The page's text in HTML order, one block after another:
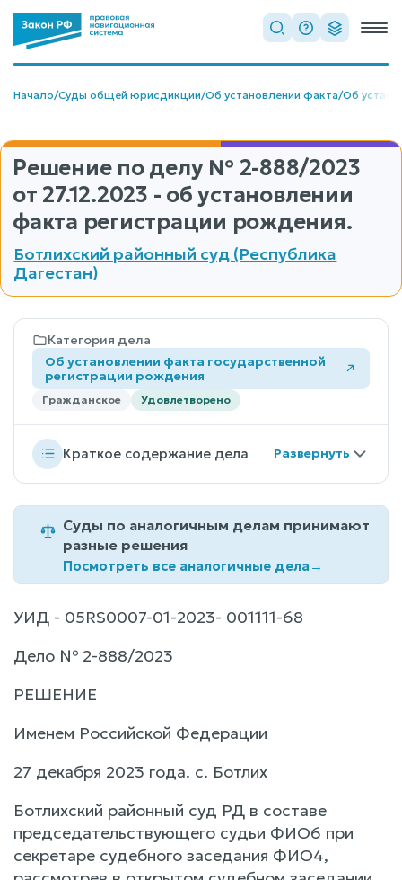
Начало/Суды общей юрисдикции/Об установлении факта/Об
Решение по делу № 2-888/2023
от 27.12.2023 - об установлении
факта регистрации рождения.
Ботлихский районный суд (Республика
Дагестан)
Категория дела
Об установлении факта государственной
регистрации рождения
Гражданское Удовлетворено
Краткое содержание дела
Суды по аналогичным делам принимают
разные решения
Посмотреть все аналогичные дела→
УИД - 05RS0007-01-2023- 001111-68
Дело № 2-888/2023
РЕШЕНИЕ
Именем Российской Федерации
27 декабря 2023 года. с. Ботлих
Ботлихский районный суд РД в составе
председательствующего судьи ФИО6 при
секретаре судебного заседания ФИО4,